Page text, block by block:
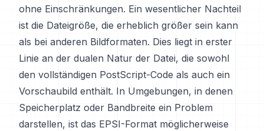
ohne Einschränkungen. Ein wesentlicher Nachteil
ist die Dateigröße, die erheblich größer sein kann
als bei anderen Bildformaten. Dies liegt in erster
Linie an der dualen Natur der Datei, die sowohl
den vollständigen PostScript-Code als auch ein
Vorschaubild enthält. In Umgebungen, in denen
Speicherplatz oder Bandbreite ein Problem
darstellen, ist das EPSI-Format möglicherweise